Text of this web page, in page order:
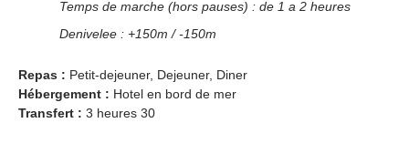
Temps de marche (hors pauses) : de 1 a 2 heures
Denivelee : +150m / -150m
Repas : Petit-dejeuner, Dejeuner, Diner
Hébergement : Hotel en bord de mer
Transfert : 3 heures 30